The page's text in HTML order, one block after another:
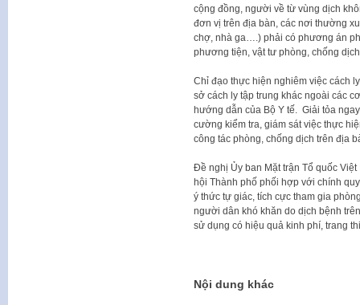
cộng đồng, người về từ vùng dịch
đơn vị trên địa bàn, các nơi thường
chợ, nhà ga….) phải có phương án
phương tiện, vật tư phòng, chống
Chỉ đạo thực hiện nghiêm việc cách
sở cách ly tập trung khác ngoài các
hướng dẫn của Bộ Y tế. Giải tỏa
cường kiểm tra, giám sát việc thực
công tác phòng, chống dịch trên địa
Đề nghị Ủy ban Mặt trận Tổ quốc
hội Thành phố phối hợp với chính
ý thức tự giác, tích cực tham gia
người dân khó khăn do dịch bệnh
sử dụng có hiệu quả kinh phí, trang
Nội dung khác